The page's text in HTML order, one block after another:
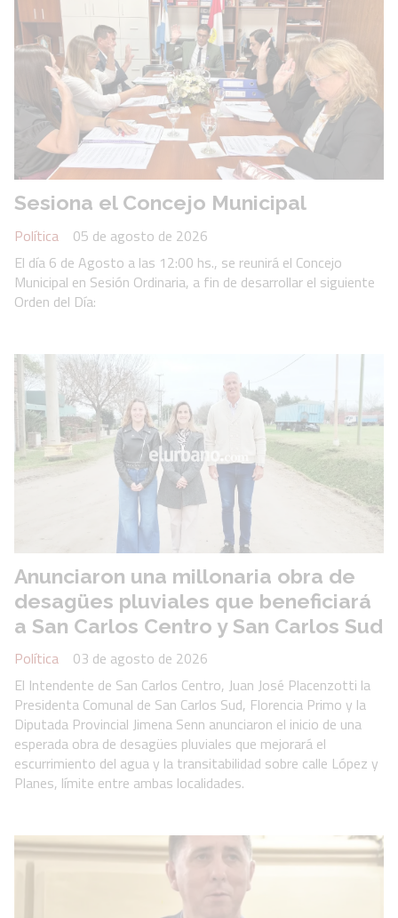
Sesiona el Concejo Municipal
Política
05 de agosto de 2026
El día 6 de Agosto a las 12:00 hs., se reunirá el Concejo
Municipal en Sesión Ordinaria, a fin de desarrollar el siguiente
Orden del Día:
Anunciaron una millonaria obra de
desagües pluviales que beneficiará
a San Carlos Centro y San Carlos Sud
Política
03 de agosto de 2026
El Intendente de San Carlos Centro, Juan José Placenzotti la
Presidenta Comunal de San Carlos Sud, Florencia Primo y la
Diputada Provincial Jimena Senn anunciaron el inicio de una
esperada obra de desagües pluviales que mejorará el
escurrimiento del agua y la transitabilidad sobre calle López y
Planes, límite entre ambas localidades.